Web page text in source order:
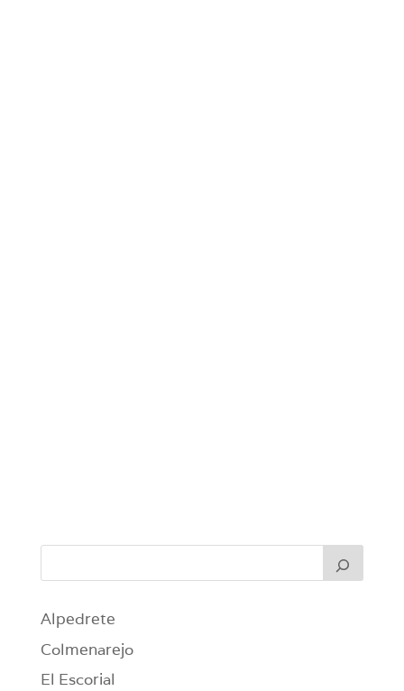
Alpedrete
Colmenarejo
El Escorial